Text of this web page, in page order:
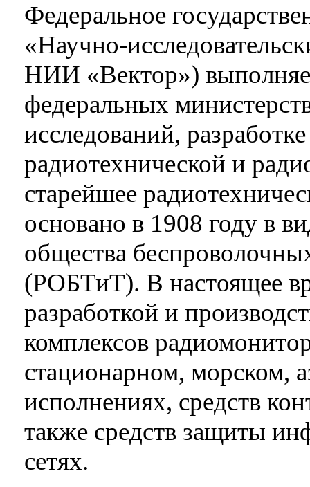
Федеральное
«Научно-
НИИ «Вектор»)
федеральных
исследований,
радиотехнической и
старейшее
основано в 1908 году в
общества
(РОБТиТ). В настоящее
разработкой и
комплексов
стационарном, морском,
исполнениях, средств
также средств защиты
сетях.